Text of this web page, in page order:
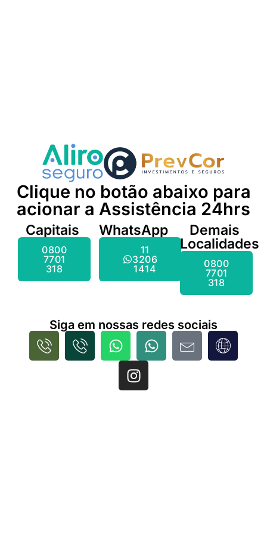
Clique no botão abaixo para
acionar a Assistência 24hrs
Capitais
0800
7701
318
WhatsApp
11
3206
1414
Demais
Localidades
0800
7701
318
Siga em nossas redes sociais